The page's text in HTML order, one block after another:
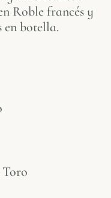
Roble francés y
en botella.
Toro